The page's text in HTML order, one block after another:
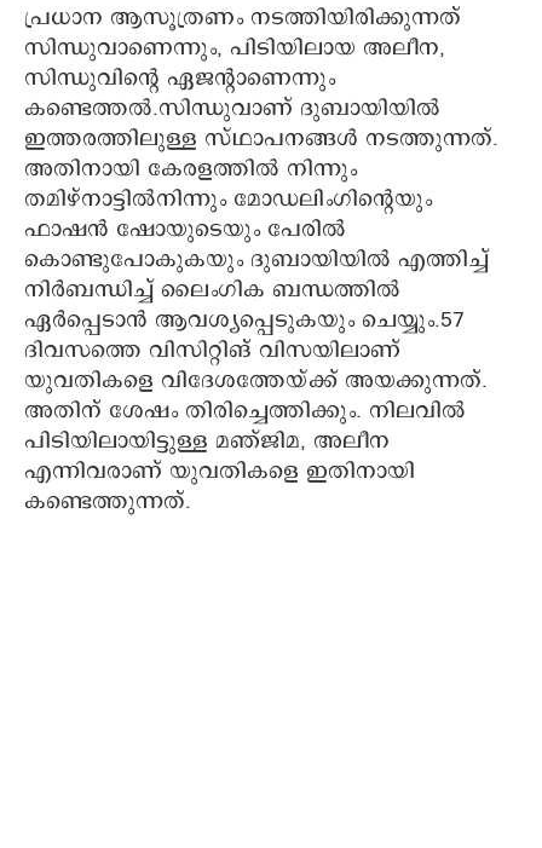
പ്രധാന ആസൂത്രണം നടത്തിയിരിക്കുന്നത്
സിന്ധുവാണെന്നും, പിടിയിലായ അലീന,
സിന്ധുവിന്റെ ഏജന്റാണെന്നും
കണ്ടെത്തൽ.സിന്ധുവാണ് ദുബായിയിൽ
ഇത്തരത്തിലുള്ള സ്ഥാപനങ്ങൾ നടത്തുന്നത്.
അതിനായി കേരളത്തിൽ നിന്നും
തമിഴ്നാട്ടിൽനിന്നും മോഡലിംഗിന്റെയും
ഫാഷൻ ഷോയുടെയും പേരിൽ
കൊണ്ടുപോകുകയും ദുബായിയിൽ എത്തിച്ച്
നിർബന്ധിച്ച് ലൈംഗിക ബന്ധത്തിൽ
ഏർപ്പെടാൻ ആവശ്യപ്പെടുകയും ചെയ്യും.57
ദിവസത്തെ വിസിറ്റിങ് വിസയിലാണ്
യുവതികളെ വിദേശത്തേയ്ക്ക് അയക്കുന്നത്.
അതിന് ശേഷം തിരിച്ചെത്തിക്കും. നിലവിൽ
പിടിയിലായിട്ടുള്ള മഞ്ജിമ, അലീന
എന്നിവരാണ് യുവതികളെ ഇതിനായി
കണ്ടെത്തുന്നത്.